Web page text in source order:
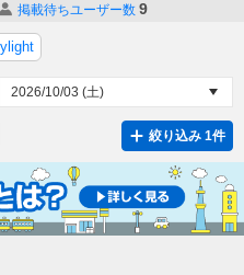
掲載待ちユーザー数 9
絞り込み 1件